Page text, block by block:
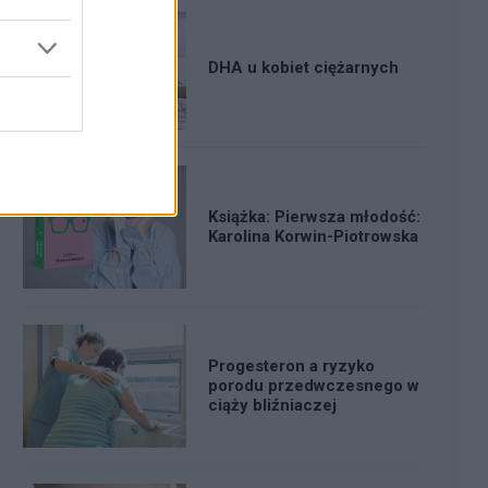
DHA u kobiet ciężarnych
Książka: Pierwsza młodość:
Karolina Korwin-Piotrowska
Progesteron a ryzyko
porodu przedwczesnego w
ciąży bliźniaczej